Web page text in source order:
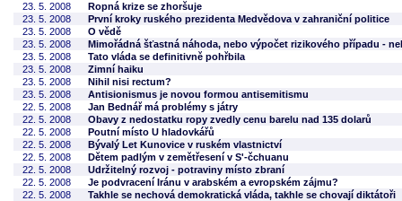
23. 5. 2008
Ropná krize se zhoršuje
23. 5. 2008
První kroky ruského prezidenta Medvědova v zahraniční politice
23. 5. 2008
O vědě
23. 5. 2008
Mimořádná šťastná náhoda, nebo výpočet rizikového případu -
23. 5. 2008
Tato vláda se definitivně pohřbila
23. 5. 2008
Zimní haiku
23. 5. 2008
Nihil nisi rectum?
23. 5. 2008
Antisionismus je novou formou antisemitismu
22. 5. 2008
Jan Bednář má problémy s játry
22. 5. 2008
Obavy z nedostatku ropy zvedly cenu barelu nad 135 dolarů
22. 5. 2008
Poutní místo U hladovkářů
22. 5. 2008
Bývalý Let Kunovice v ruském vlastnictví
22. 5. 2008
Dětem padlým v zemětřesení v S'-čchuanu
22. 5. 2008
Udržitelný rozvoj - potraviny místo zbraní
22. 5. 2008
Je podvracení Iránu v arabském a evropském zájmu?
22. 5. 2008
Takhle se nechová demokratická vláda, takhle se chovají diktátoři